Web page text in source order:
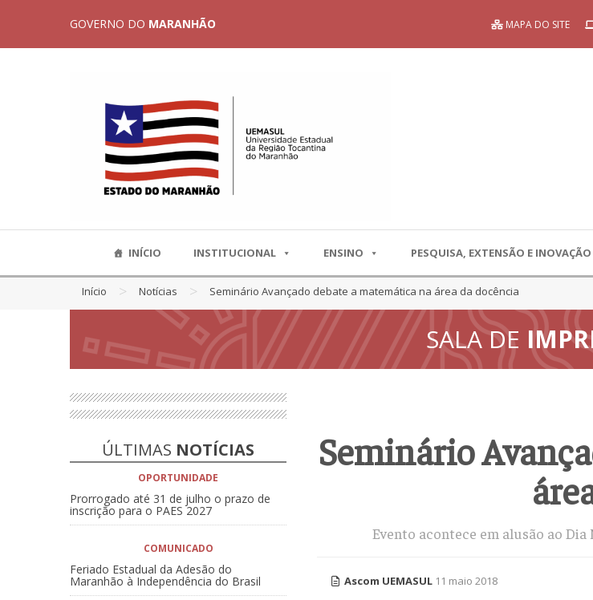
GOVERNO DO MARANHÃO MAPA DO SITE
INÍCIO INSTITUCIONAL ENSINO PESQUISA, EXTENSÃO E INOVAÇÃO
Início > Notícias > Seminário Avançado debate a matemática na área da docência
SALA DE
ÚLTIMAS NOTÍCIAS
OPORTUNIDADE
Prorrogado até 31 de julho o prazo de
inscrição para o PAES 2027
COMUNICADO
Feriado Estadual da Adesão do
Maranhão à Independência do Brasil
Seminário
Evento acontece em alusão ao
Ascom UEMASUL 11 maio 2018